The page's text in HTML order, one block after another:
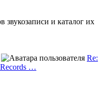
и каталог их
Re:
…